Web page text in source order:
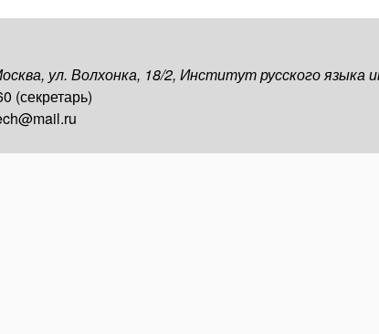
ул. Волхонка, 18/2, Институт русского
(секретарь)